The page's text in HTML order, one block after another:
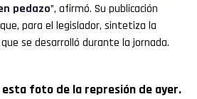
pedazo”, afirmó. Su publicación
para el legislador, sintetiza la
se desarrolló durante la jornada.
foto de la represión de ayer.